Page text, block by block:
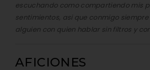
escuchando como compartiendo mis
sentimientos, asi que conmigo
alguien con quien hablar sin filtros y
AFICIONES